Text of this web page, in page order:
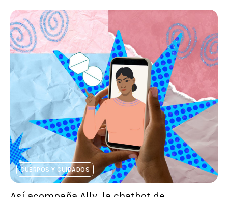
CUERPOS Y CUIDADOS